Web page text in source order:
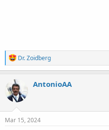
R
e
a
t
i
o
n
s
Dr. Zoidberg
AntonioAA
Mar 15, 2024